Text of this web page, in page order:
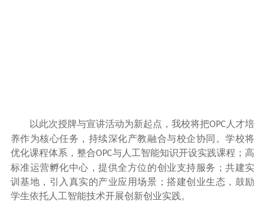
以此次授牌与宣讲活动为新起点，我校将把OPC 人才培
养作为核心任务，持续深化产教融合与校企协同。学校将
优化课程体系，整合OPC与人工智能知识开设实践课程；高
标准运营孵化中心，提供全方位的创业支持服务；共建实
训基地，引入真实的产业应用场景；搭建创业生态，鼓励
学生依托人工智能技术开展创新创业实践。